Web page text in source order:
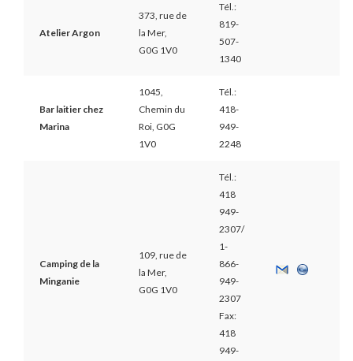
Atelier Argon
373, rue de
la Mer,
G0G 1V0
Tél.:
819-
507-
1340
Bar laitier chez
Marina
1045,
Chemin du
Roi, G0G
1V0
Tél.:
418-
949-
2248
Camping de la
Minganie
109, rue de
la Mer,
G0G 1V0
Tél.:
418
949-
2307/
1-
866-
949-
2307
Fax:
418
949-